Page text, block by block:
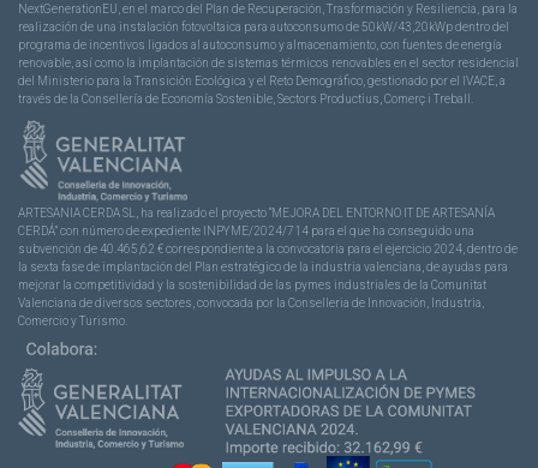
NextGenerationEU, en el marco del Plan de Recuperación, Trasformación y Resiliencia, para la
realización de una instalación fotovoltaica para autoconsumo de 50kW/43,20kWp dentro del
programa de incentivos ligados al autoconsumo y almacenamiento, con fuentes de energía
renovable, así como la implantación de sistemas térmicos renovables en el sector residencial
del Ministerio para la Transición Ecológica y el Reto Demográfico, gestionado por el IVACE, a
través de la Consellería de Economía Sostenible, Sectors Productius, Comerç i Treball.
ARTESANIA CERDA SL, ha realizado el proyecto “MEJORA DEL ENTORNO IT DE ARTESANÍA
CERDÁ” con número de expediente INPYME/2024/714 para el que ha conseguido una
subvención de 40.465,62 € correspondiente a la convocatoria para el ejercicio 2024, dentro de
la sexta fase de implantación del Plan estratégico de la industria valenciana, de ayudas para
mejorar la competitividad y la sostenibilidad de las pymes industriales de la Comunitat
Valenciana de diversos sectores, convocada por la Conselleria de Innovación, Industria,
Comercio y Turismo.